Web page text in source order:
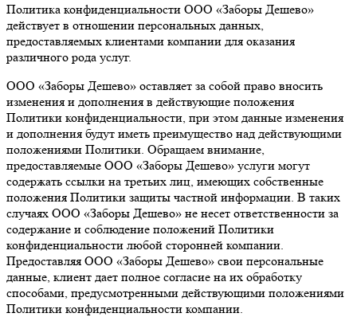
Политика конфиденциальности ООО «Заборы Дешево»
действует в отношении персональных данных,
предоставляемых клиентами компании для оказания
различного рода услуг.
ООО «Заборы Дешево» оставляет за собой право вносить
изменения и дополнения в действующие положения
Политики конфиденциальности, при этом данные изменения
и дополнения будут иметь преимущество над действующими
положениями Политики. Обращаем внимание,
предоставляемые ООО «Заборы Дешево» услуги могут
содержать ссылки на третьих лиц, имеющих собственные
положения Политики защиты частной информации. В таких
случаях ООО «Заборы Дешево» не несет ответственности за
содержание и соблюдение положений Политики
конфиденциальности любой сторонней компании.
Предоставляя ООО «Заборы Дешево» свои персональные
данные, клиент дает полное согласие на их обработку
способами, предусмотренными действующими положениями
Политики конфиденциальности компании.